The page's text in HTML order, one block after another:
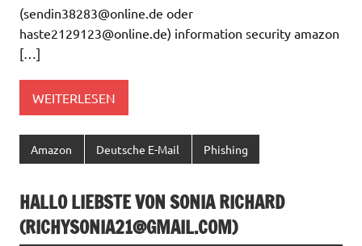
(sendin38283@online.de oder
haste2129123@online.de) information security amazon
[…]
WEITERLESEN
Amazon Deutsche E-Mail Phishing
HALLO LIEBSTE VON SONIA RICHARD
(RICHYSONIA21@GMAIL.COM)